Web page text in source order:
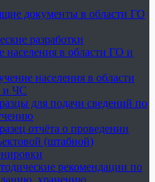
документы в области ГО
разработки
населения в области ГО и
населения в области
и ЧС
для подачи сведений по
отчёта о проведении
(штабной)
рекомендации по
хранению ,